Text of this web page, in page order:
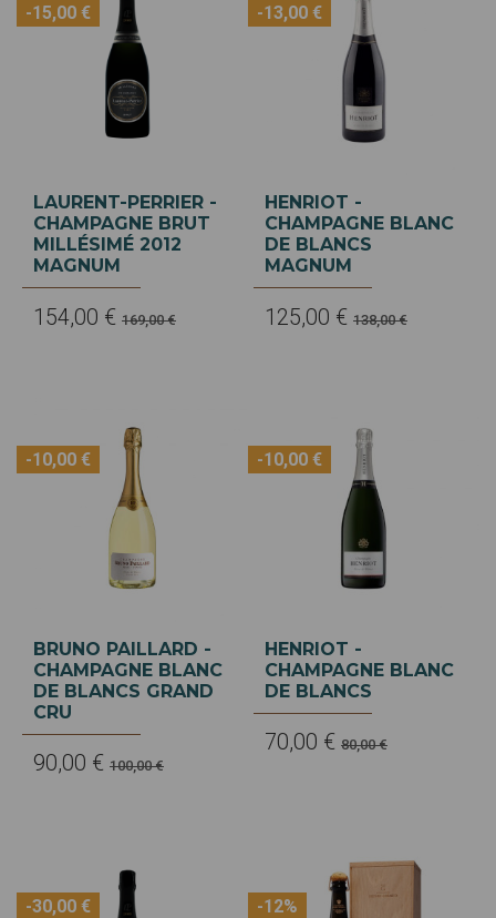
-15,00 €
LAURENT-PERRIER -
CHAMPAGNE BRUT
MILLÉSIMÉ 2012
MAGNUM
154,00 € 169,00 €
-13,00 €
HENRIOT -
CHAMPAGNE BLANC
DE BLANCS
MAGNUM
125,00 € 138,00 €
-10,00 €
BRUNO PAILLARD -
CHAMPAGNE BLANC
DE BLANCS GRAND
CRU
90,00 € 100,00 €
-10,00 €
HENRIOT -
CHAMPAGNE BLANC
DE BLANCS
70,00 € 80,00 €
-30,00 € -12%